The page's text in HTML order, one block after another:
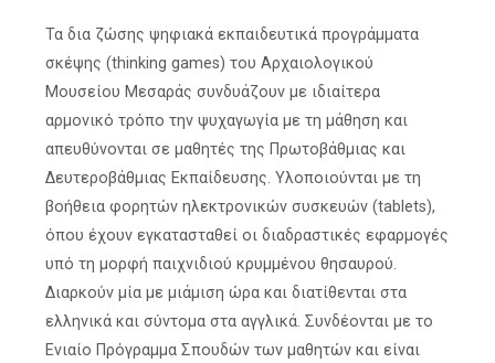
Τα δια ζώσης ψηφιακά εκπαιδευτικά προγράμματα
σκέψης (thinking games) του Αρχαιολογικού
Μουσείου Μεσαράς συνδυάζουν με ιδιαίτερα
αρμονικό τρόπο την ψυχαγωγία με τη μάθηση και
απευθύνονται σε μαθητές της Πρωτοβάθμιας και
Δευτεροβάθμιας Εκπαίδευσης. Υλοποιούνται με τη
βοήθεια φορητών ηλεκτρονικών συσκευών (tablets),
όπου έχουν εγκατασταθεί οι διαδραστικές εφαρμογές
υπό τη μορφή παιχνιδιού κρυμμένου θησαυρού.
Διαρκούν μία με μιάμιση ώρα και διατίθενται στα
ελληνικά και σύντομα στα αγγλικά. Συνδέονται με το
Ενιαίο Πρόγραμμα Σπουδών των μαθητών και είναι